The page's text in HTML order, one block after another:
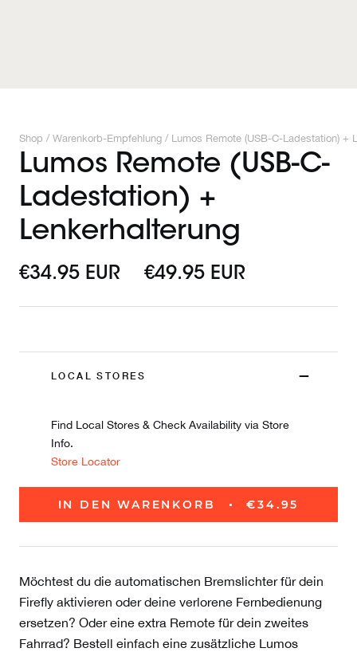
Shop / Warenkorb-Empfehlung /Lumos Remote (USB-C-Ladestation) +
Lumos Remote (USB-C-
Ladestation) +
Lenkerhalterung
€34.95 EUR €49.95 EUR
LOCAL STORES
Find Local Stores & Check Availability via Store
Info.
Store Locator
IN DEN WARENKORB €34.95
Möchtest du die automatischen Bremslichter für dein
Firefly aktivieren oder deine verlorene Fernbedienung
ersetzen? Oder eine extra Remote für dein zweites
Fahrrad? Bestell einfach eine zusätzliche Lumos